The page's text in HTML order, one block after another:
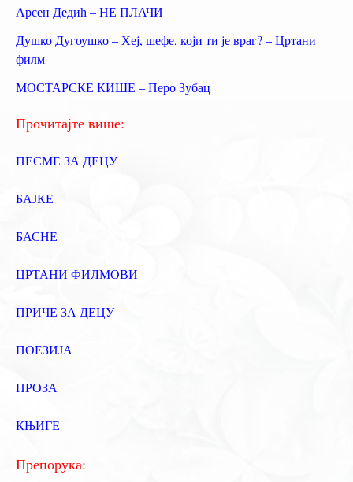
г
а
з
а
:
Арсен Дедић – НЕ ПЛАЧИ
Душко Дугоушко – Хеј, шефе, који ти је враг? – Цртани
филм
МОСТАРСКЕ КИШЕ – Перо Зубац
Прочитајте више:
ПЕСМЕ ЗА ДЕЦУ
БАЈКЕ
БАСНЕ
ЦРТАНИ ФИЛМОВИ
ПРИЧЕ ЗА ДЕЦУ
ПОЕЗИЈА
ПРОЗА
КЊИГЕ
Препорука: